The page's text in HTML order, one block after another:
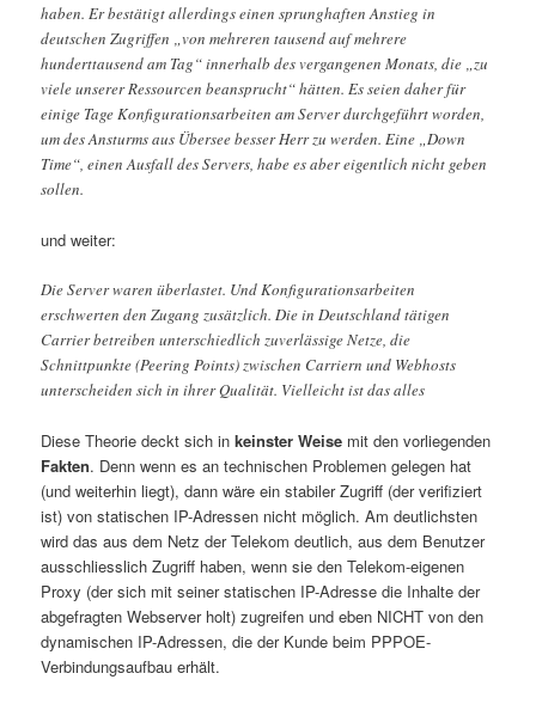
haben. Er bestätigt allerdings einen sprunghaften Anstieg in
deutschen Zugriffen „von mehreren tausend auf mehrere
hunderttausend am Tag“ innerhalb des vergangenen Monats, die „zu
viele unserer Ressourcen beansprucht“ hätten. Es seien daher für
einige Tage Konfigurationsarbeiten am Server durchgeführt worden,
um des Ansturms aus Übersee besser Herr zu werden. Eine „Down
Time“, einen Ausfall des Servers, habe es aber eigentlich nicht geben
sollen.
und weiter:
Die Server waren überlastet. Und Konfigurationsarbeiten
erschwerten den Zugang zusätzlich. Die in Deutschland tätigen
Carrier betreiben unterschiedlich zuverlässige Netze, die
Schnittpunkte (Peering Points) zwischen Carriern und Webhosts
unterscheiden sich in ihrer Qualität. Vielleicht ist das alles
Diese Theorie deckt sich inkeinster Weise mit den vorliegenden
Fakten. Denn wenn es an technischen Problemen gelegen hat
(und weiterhin liegt), dann wäre ein stabiler Zugriff (der verifiziert
ist) von statischen IP-Adressen nicht möglich. Am deutlichsten
wird das aus dem Netz der Telekom deutlich, aus dem Benutzer
ausschliesslich Zugriff haben, wenn sie den Telekom-eigenen
Proxy (der sich mit seiner statischen IP-Adresse die Inhalte der
abgefragten Webserver holt) zugreifen und eben NICHT von den
dynamischen IP-Adressen, die der Kunde beim PPPOE-
Verbindungsaufbau erhält.